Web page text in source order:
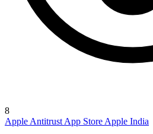
8
Apple Antitrust App Store Apple India